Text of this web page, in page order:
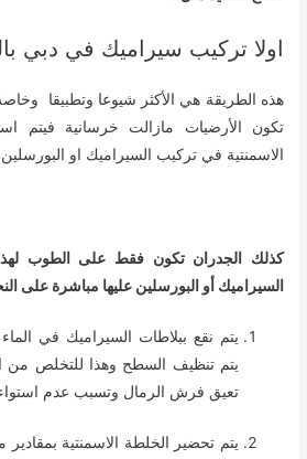
اولا تركيب سيراميك في دبي
هذه الطريقة هي الأكثر شيوعا وتطبيقا
تكون الأرضيات مازالت خرسانية فيتم
الاسمنتية في تركيب السيراميك او
كذلك الجدران تكون فقط على الطوب
السيراميك أو البورسلين عليها مباشرة على
يتم نقع ببلاطات السيراميك في
يتم تنظيف السطح وهذا للتخلص من
تعيق فرش الرمال وتسبب عدم
يتم تحضير الخلطة الاسمنتية بمقادير